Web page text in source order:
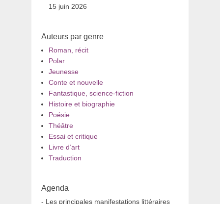
15 juin 2026
Auteurs par genre
Roman, récit
Polar
Jeunesse
Conte et nouvelle
Fantastique, science-fiction
Histoire et biographie
Poésie
Théâtre
Essai et critique
Livre d’art
Traduction
Agenda
- Les principales manifestations littéraires